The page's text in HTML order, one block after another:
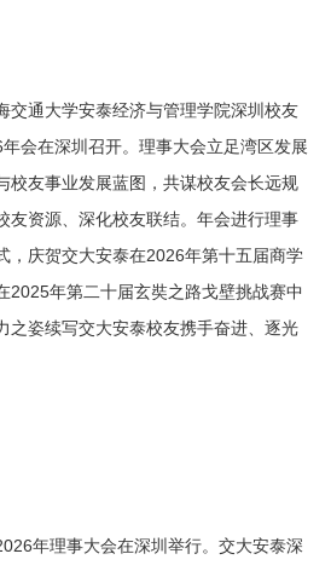
交通大学安泰经济与管理学院深圳校友
会在深圳召开。理事大会立足湾区发展
校友事业发展蓝图，共谋校友会长远规
友资源、深化校友联结。年会进行理事
，庆贺交大安泰在2026年第十五届商学
2025年第二十届玄奘之路戈壁挑战赛中
之姿续写交大安泰校友携手奋进、逐光
年理事大会在深圳举行。交大安泰深